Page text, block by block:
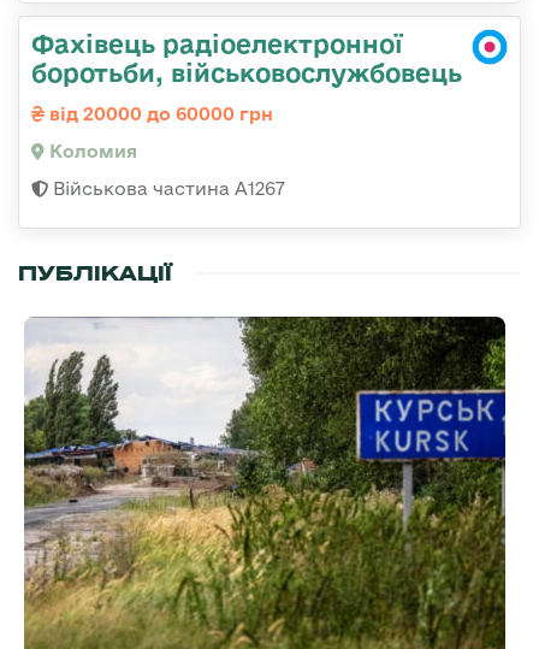
Фахівець радіоелектронної
боротьби, військовослужбовець
від 20000 до 60000 грн
Коломия
Військова частина А1267
ПУБЛІКАЦІЇ